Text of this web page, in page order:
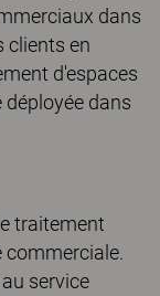
dans
clients en
d'espaces
dans
traitement
commerciale.
service